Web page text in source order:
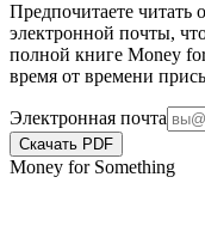
Предпочитаете читать
электронной почты,
полной книге Money
время от времени
Электронная почта
Скачать PDF
Money for Something